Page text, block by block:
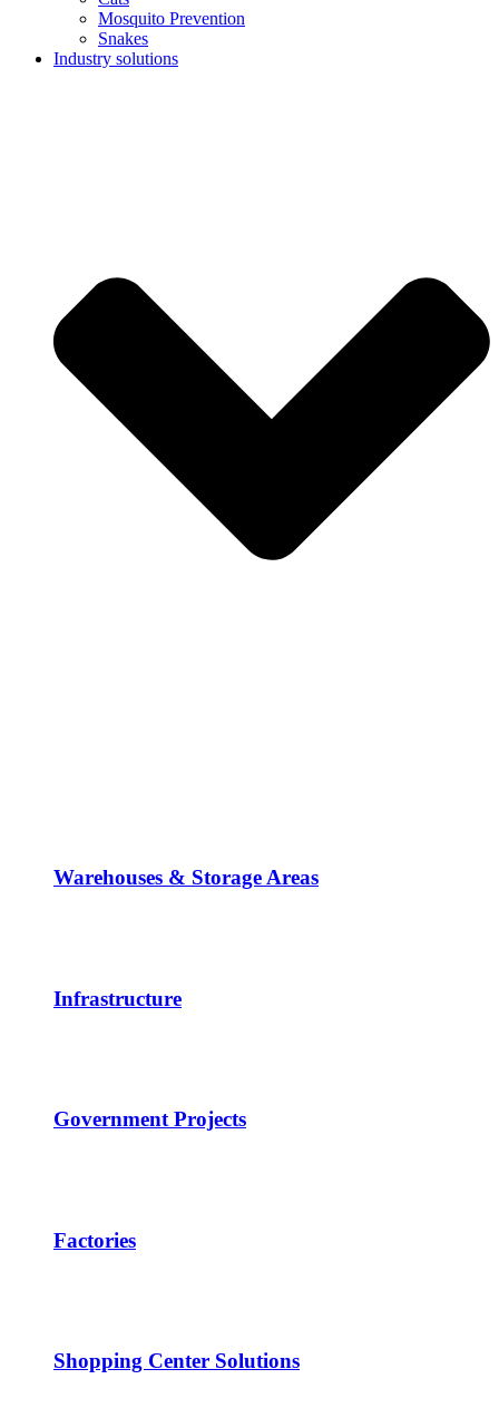
Mosquito Prevention
Snakes
Industry solutions
Warehouses & Storage Areas
Infrastructure
Government Projects
Factories
Shopping Center Solutions